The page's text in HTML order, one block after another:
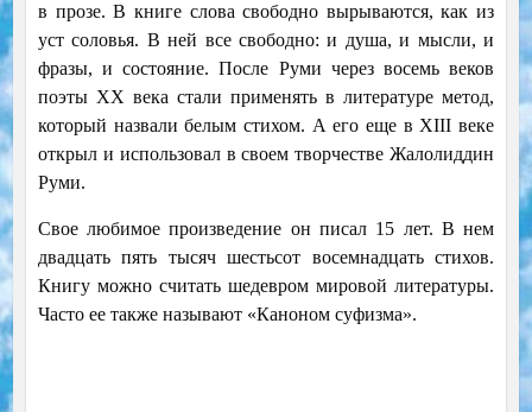
в прозе. В книге слова свободно вырываются, как из
уст соловья. В ней все свободно: и душа, и мысли, и
фразы, и состояние. После Руми через восемь веков
поэты ХХ века стали применять в литературе метод,
который назвали белым стихом. А его еще в XIII веке
открыл и использовал в своем творчестве Жалолиддин
Руми.
Свое любимое произведение он писал 15 лет. В нем
двадцать пять тысяч шестьсот восемнадцать стихов.
Книгу можно считать шедевром мировой литературы.
Часто ее также называют «Каноном суфизма».